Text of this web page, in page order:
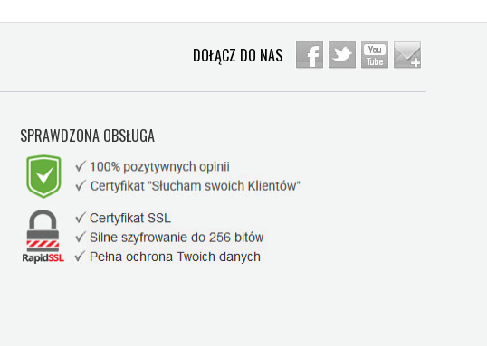
DOŁĄCZ DO NAS
SPRAWDZONA OBSŁUGA